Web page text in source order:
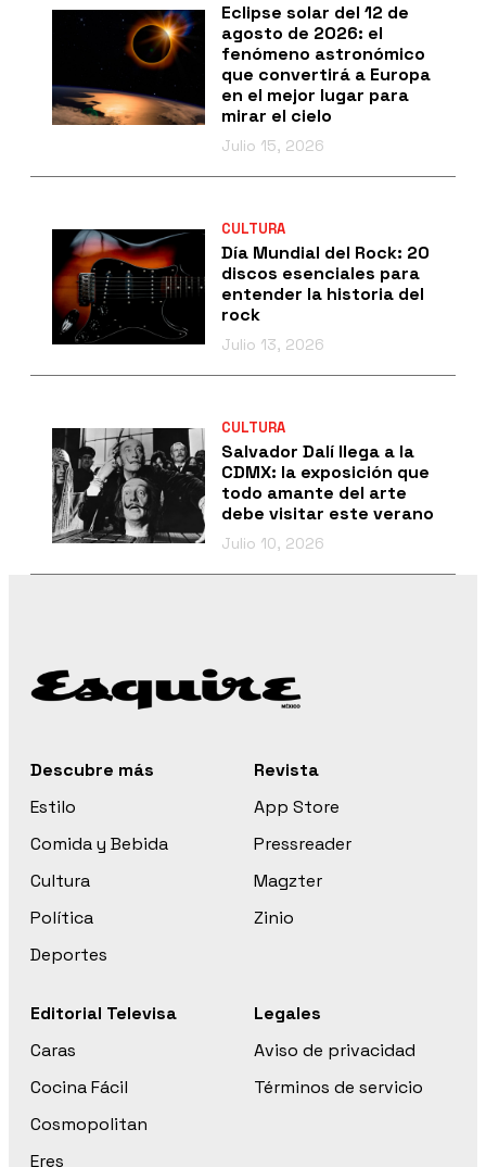
Eclipse solar del 12 de
agosto de 2026: el
fenómeno astronómico
que convertirá a Europa
en el mejor lugar para
mirar el cielo
Julio 15, 2026
CULTURA
Día Mundial del Rock: 20
discos esenciales para
entender la historia del
rock
Julio 13, 2026
CULTURA
Salvador Dalí llega a la
CDMX: la exposición que
todo amante del arte
debe visitar este verano
Julio 10, 2026
Descubre más
Estilo
Comida y Bebida
Cultura
Política
Deportes
Revista
App Store
Pressreader
Magzter
Zinio
Editorial Televisa
Caras
Cocina Fácil
Cosmopolitan
Eres
Legales
Aviso de privacidad
Términos de servicio